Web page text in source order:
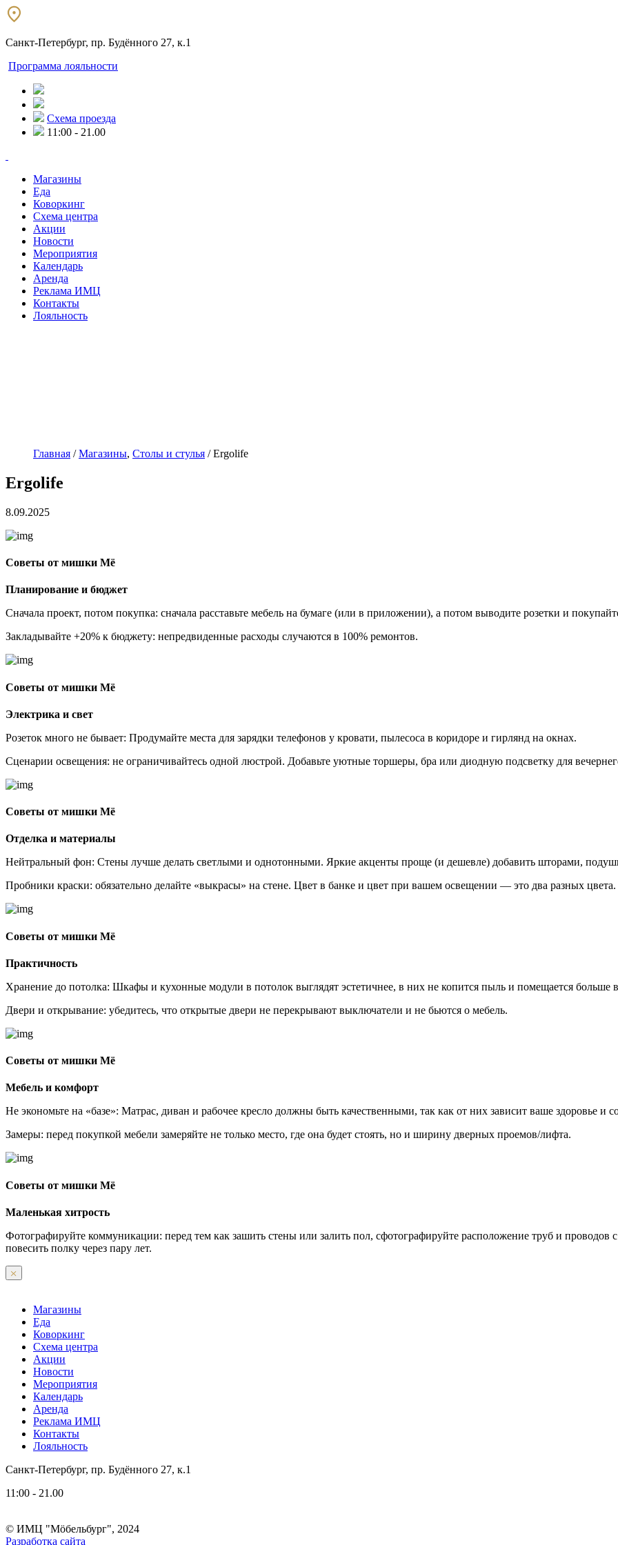
Санкт-Петербург, пр. Будённого 27, к.1
Программа лояльности
Схема проезда
11:00 - 21.00
Магазины
Еда
Коворкинг
Схема центра
Акции
Новости
Мероприятия
Календарь
Аренда
Реклама ИМЦ
Контакты
Лояльность
Главная / Магазины, Столы и стулья /Ergolife
Ergolife
8.09.2025
Советы от мишки Мё
Планирование и бюджет
Сначала проект, потом покупка: сначала расставьте мебель на бумаге (или в приложении), а потом выводите розетки и
Закладывайте +20% к бюджету: непредвиденные расходы случаются в 100% ремонтов.
Советы от мишки Мё
Электрика и свет
Розеток много не бывает: Продумайте места для зарядки телефонов у кровати, пылесоса в коридоре и гирлянд на окнах.
Сценарии освещения: не ограничивайтесь одной люстрой. Добавьте уютные торшеры, бра или диодную подсветку для
Советы от мишки Мё
Отделка и материалы
Нейтральный фон: Стены лучше делать светлыми и однотонными. Яркие акценты проще (и дешевле) добавить шторами,
Пробники краски: обязательно делайте «выкрасы» на стене. Цвет в банке и цвет при вашем освещении — это два разных цвета.
Советы от мишки Мё
Практичность
Хранение до потолка: Шкафы и кухонные модули в потолок выглядят эстетичнее, в них не копится пыль и помещается больше
Двери и открывание: убедитесь, что открытые двери не перекрывают выключатели и не бьются о мебель.
Советы от мишки Мё
Мебель и комфорт
Не экономьте на «базе»: Матрас, диван и рабочее кресло должны быть качественными, так как от них зависит ваше здоровье и
Замеры: перед покупкой мебели замеряйте не только место, где она будет стоять, но и ширину дверных проемов/лифта.
Советы от мишки Мё
Маленькая хитрость
Фотографируйте коммуникации: перед тем как зашить стены или залить пол, сфотографируйте расположение труб и проводов
повесить полку через пару лет.
Магазины
Еда
Коворкинг
Схема центра
Акции
Новости
Мероприятия
Календарь
Аренда
Реклама ИМЦ
Контакты
Лояльность
Санкт-Петербург, пр. Будённого 27, к.1
11:00 - 21.00
© ИМЦ "Мöбельбург", 2024
Разработка сайта